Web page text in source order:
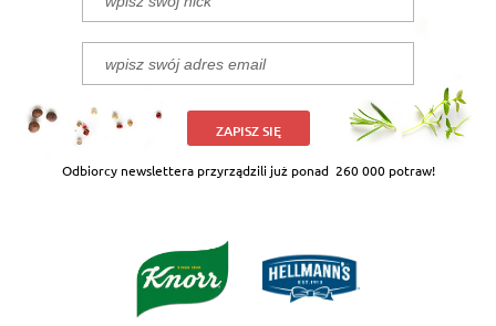
ZAPISZ SIĘ
Odbiorcy newslettera przyrządzili już ponad 260 000 potraw!